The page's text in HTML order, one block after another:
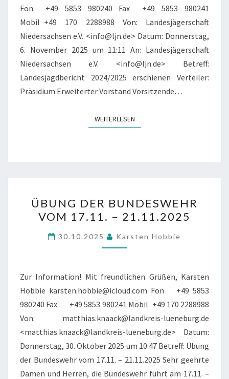
Fon +49 5853 980240 Fax +49 5853 980241
Mobil +49 170 2288988 Von: Landesjägerschaft
Niedersachsen e.V. <info@ljn.de> Datum: Donnerstag,
6. November 2025 um 11:11 An: Landesjägerschaft
Niedersachsen e.V. <info@ljn.de> Betreff:
Landesjagdbericht 2024/2025 erschienen Verteiler:
Präsidium Erweiterter Vorstand Vorsitzende…
WEITERLESENWEITERLESEN
DER
BUNDESWEHR
VOM
17.11.
21.11.2025
ÜBUNG DER BUNDESWEHR
VOM 17.11. – 21.11.2025
30.10.2025 Karsten Hobbie
Zur Information! Mit freundlichen Grüßen, Karsten
Hobbie karsten.hobbie@icloud.com Fon +49 5853
980240 Fax +49 5853 980241 Mobil +49 170 2288988
Von: matthias.knaack@landkreis-lueneburg.de
<matthias.knaack@landkreis-lueneburg.de> Datum:
Donnerstag, 30. Oktober 2025 um 10:47 Betreff: Übung
der Bundeswehr vom 17.11. – 21.11.2025 Sehr geehrte
Damen und Herren, die Bundeswehr führt am 17.11. –